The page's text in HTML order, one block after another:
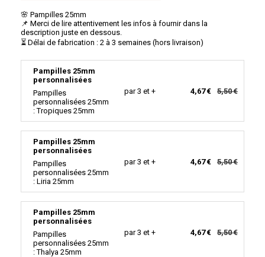
🌸 Pampilles 25mm
📌 Merci de lire attentivement les infos à fournir dans la
description juste en dessous.
⏳ Délai de fabrication : 2 à 3 semaines (hors livraison)
Pampilles 25mm
personnalisées
Pampilles
personnalisées 25mm
: Tropiques 25mm
par 3 et + 4,67 € 5,50 €
Pampilles 25mm
personnalisées
Pampilles
personnalisées 25mm
: Liria 25mm
par 3 et + 4,67 € 5,50 €
Pampilles 25mm
personnalisées
Pampilles
personnalisées 25mm
: Thalya 25mm
par 3 et + 4,67 € 5,50 €